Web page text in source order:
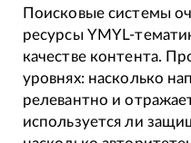
Поисковые системы
ресурсы YMYL-
качестве контента.
уровнях: насколько
релевантно и
используется ли